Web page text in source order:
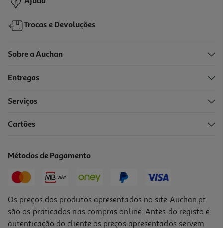
Ajuda
Trocas e Devoluções
Sobre a Auchan
Entregas
Serviços
Cartões
Métodos de Pagamento
Os preços dos produtos apresentados no site Auchan.pt
são os praticados nas compras online. Antes do registo e
autenticação do cliente os preços apresentados servem